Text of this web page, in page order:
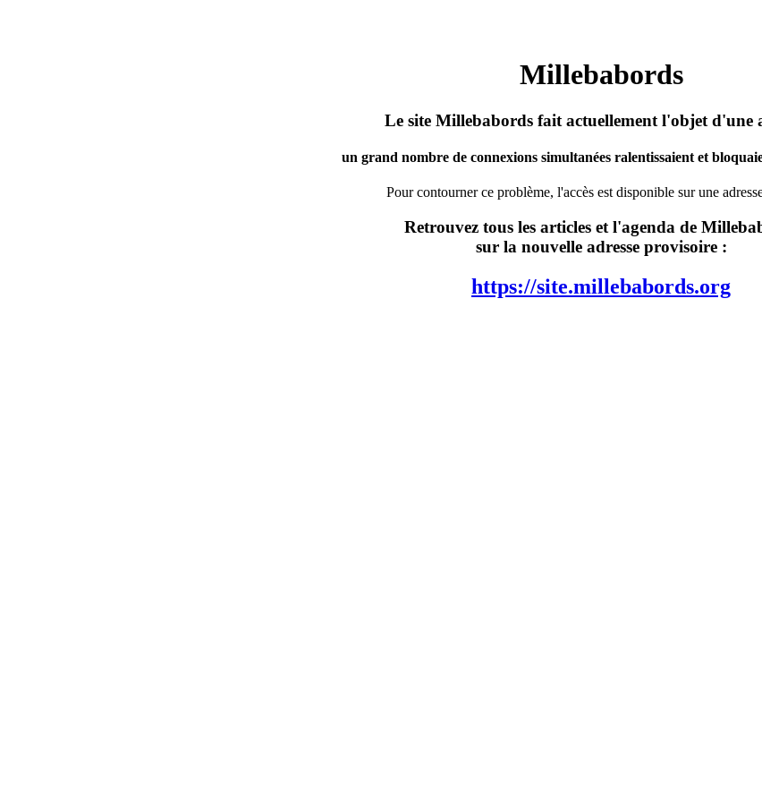
Millebabords
Le site Millebabords fait actuellement l'objet d'une
un grand nombre de connexions simultanées ralentissaient et
Pour contourner ce problème, l'accès est disponible sur une
Retrouvez tous les articles et l'agenda de
sur la nouvelle adresse provisoire :
https://site.millebabords.org